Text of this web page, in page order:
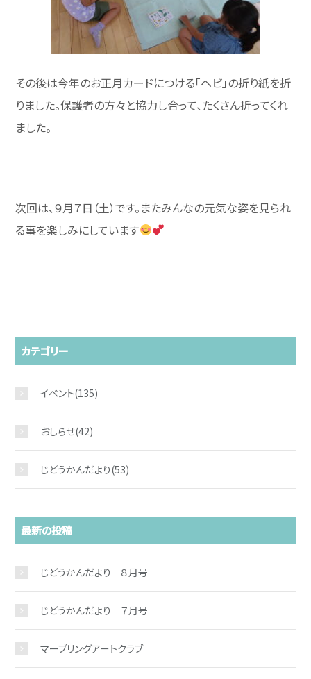
その後は今年のお正月カードにつける「ヘビ」の折り紙を折
りました。保護者の方々と協力し合って、たくさん折ってくれ
ました。
次回は、９月７日（土）です。またみんなの元気な姿を見られ
る事を楽しみにしています
カテゴリー
イベント(135)
おしらせ(42)
じどうかんだより(53)
最新の投稿
じどうかんだより ８月号
じどうかんだより ７月号
マーブリングアートクラブ